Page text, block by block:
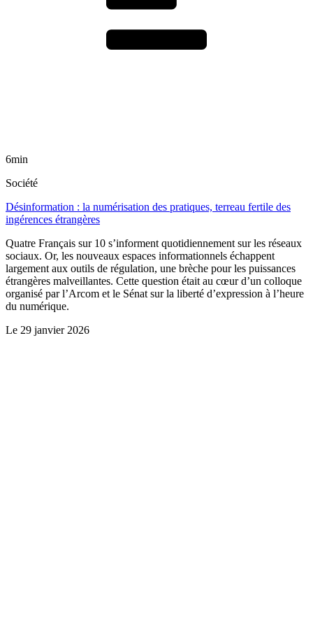
6min
Société
Désinformation : la numérisation des pratiques, terreau fertile des
ingérences étrangères
Quatre Français sur 10 s’informent quotidiennement sur les réseaux
sociaux. Or, les nouveaux espaces informationnels échappent
largement aux outils de régulation, une brèche pour les puissances
étrangères malveillantes. Cette question était au cœur d’un colloque
organisé par l’Arcom et le Sénat sur la liberté d’expression à l’heure
du numérique.
Le 29 janvier 2026